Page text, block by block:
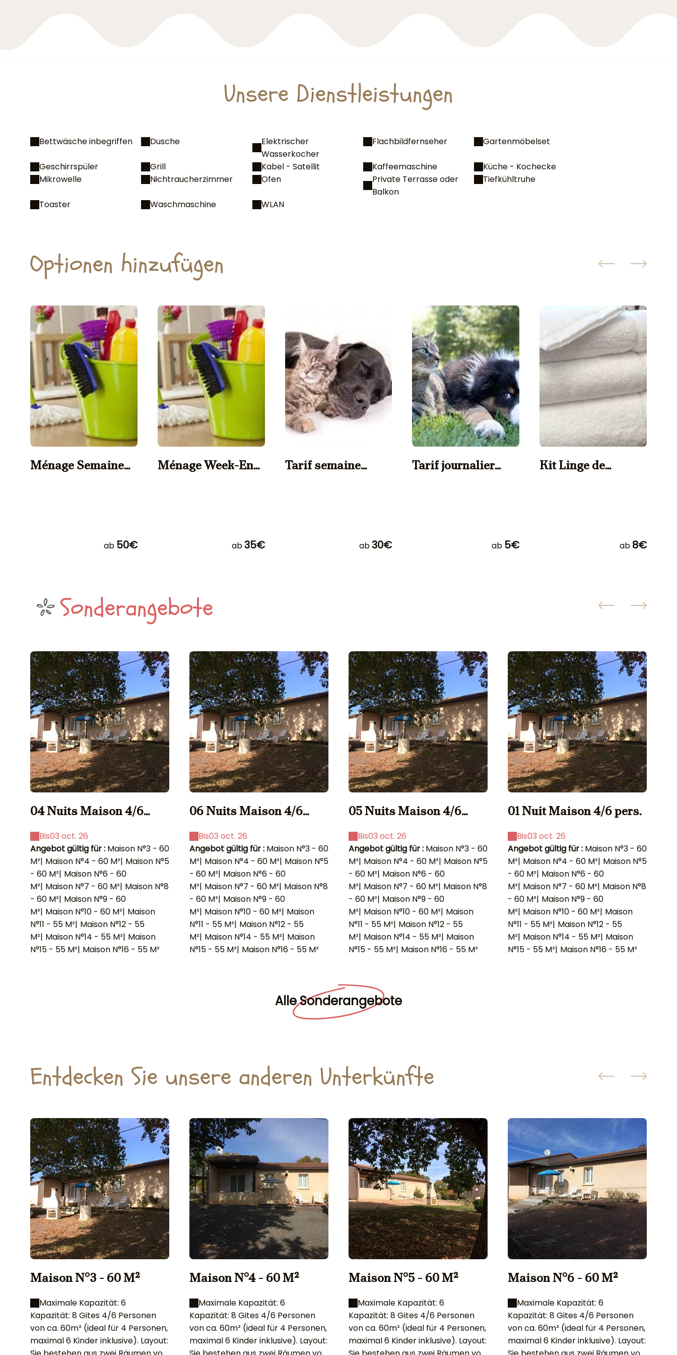
Unsere Dienstleistungen
Bettwäsche inbegriffen Dusche
Elektrischer
Wasserkocher
Flachbildfernseher Gartenmöbelset
Geschirrspüler Grill Kabel - Satellit Kaffeemaschine
Küche - Kochecke
Mikrowelle
Nichtraucherzimmer Ofen
Private Terrasse oder
Balkon
Tiefkühltruhe
Toaster Waschmaschine WLAN
Optionen hinzufügen
Ménage Semaine
ab 50€
Ménage Week-End
ab35€
Tarif semaine
ab30€
Tarif journalier
ab 5€
Kit Linge de
ab 8€
Sonderangebote
04 Nuits Maison 4/6
Bis03 oct. 26
Angebot gültig für : Maison N°3 - 60
M²| Maison N°4 - 60 M²| Maison N°5
- 60 M²| Maison N°6 - 60
M²| Maison N°7 - 60 M²| Maison N°8
- 60 M²| Maison N°9 - 60
M²| Maison N°10 - 60 M²| Maison
N°11 - 55 M²| Maison N°12 - 55
M²| Maison N°14 - 55 M²| Maison
N°15 - 55 M²| Maison N°16 - 55 M²
06 Nuits Maison 4/6
Bis03 oct. 26
Angebot gültig für : Maison N°3 - 60
M²| Maison N°4 - 60 M²| Maison N°5
- 60 M²| Maison N°6 - 60
M²| Maison N°7 - 60 M²| Maison N°8
- 60 M²| Maison N°9 - 60
M²| Maison N°10 - 60 M²| Maison
N°11 - 55 M²| Maison N°12 - 55
M²| Maison N°14 - 55 M²| Maison
N°15 - 55 M²| Maison N°16 - 55 M²
05 Nuits Maison 4/6
Bis03 oct. 26
Angebot gültig für : Maison N°3 - 60
M²| Maison N°4 - 60 M²| Maison N°5
- 60 M²| Maison N°6 - 60
M²| Maison N°7 - 60 M²| Maison N°8
- 60 M²| Maison N°9 - 60
M²| Maison N°10 - 60 M²| Maison
N°11 - 55 M²| Maison N°12 - 55
M²| Maison N°14 - 55 M²| Maison
N°15 - 55 M²| Maison N°16 - 55 M²
01 Nuit Maison 4/6 pers.
Bis03 oct. 26
Angebot gültig für : Maison N°3 - 60
M²| Maison N°4 - 60 M²| Maison N°5
- 60 M²| Maison N°6 - 60
M²| Maison N°7 - 60 M²| Maison N°8
- 60 M²| Maison N°9 - 60
M²| Maison N°10 - 60 M²| Maison
N°11 - 55 M²| Maison N°12 - 55
M²| Maison N°14 - 55 M²| Maison
N°15 - 55 M²| Maison N°16 - 55 M²
Alle Sonderangebote
Entdecken Sie unsere anderen Unterkünfte
Maison N°3 - 60 M²
Maximale Kapazität: 6
Kapazität: 8 Gites 4/6 Personen
von ca. 60m² (ideal für 4 Personen,
maximal 6 Kinder inklusive). Layout:
Maison N°4 - 60 M²
Maximale Kapazität: 6
Kapazität: 8 Gites 4/6 Personen
von ca. 60m² (ideal für 4 Personen,
maximal 6 Kinder inklusive). Layout:
Maison N°5 - 60 M²
Maximale Kapazität: 6
Kapazität: 8 Gites 4/6 Personen
von ca. 60m² (ideal für 4 Personen,
maximal 6 Kinder inklusive). Layout:
Maison N°6 - 60 M²
Maximale Kapazität: 6
Kapazität: 8 Gites 4/6 Personen
von ca. 60m² (ideal für 4 Personen,
maximal 6 Kinder inklusive). Layout: